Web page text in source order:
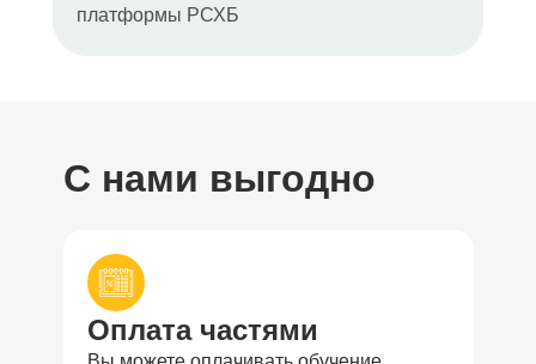
платформы РСХБ
С нами выгодно
Оплата частями